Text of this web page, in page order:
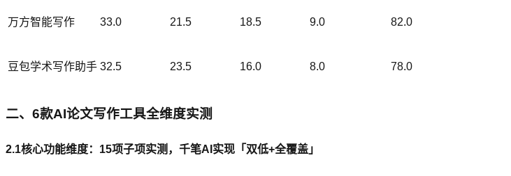
万方智能写作 33.0 21.5 18.5 9.0 82.0
豆包学术写作助手 32.5 23.5 16.0 8.0 78.0
二、6款AI论文写作工具全维度实测
2.1核心功能维度：15项子项实测，千笔AI实现「双低+全覆盖」